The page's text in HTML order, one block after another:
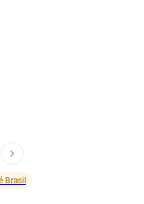
Brasil